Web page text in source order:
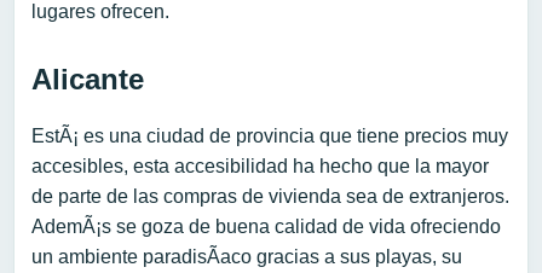
lugares ofrecen.
Alicante
EstÃ¡ es una ciudad de provincia que tiene precios muy
accesibles, esta accesibilidad ha hecho que la mayor
de parte de las compras de vivienda sea de extranjeros.
AdemÃ¡s se goza de buena calidad de vida ofreciendo
un ambiente paradisÃ­aco gracias a sus playas, su